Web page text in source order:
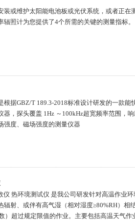
装或维护太阳能电池板或光伏系统，或者正在
照计为您提供了4个所需的关键的测量指标。
根据GBZ/T 189.3-2018标准设计研发的一款能
，探头覆盖 1Hz ～100kHz超宽频率范围，
强度、磁场强度的测量仪器
仪 热环境测试仪 是我公司研发针对高温作业
射、或伴有高气湿（相对湿度≥80%RH）相
）超过规定限值的作业。主要包括高温天气作